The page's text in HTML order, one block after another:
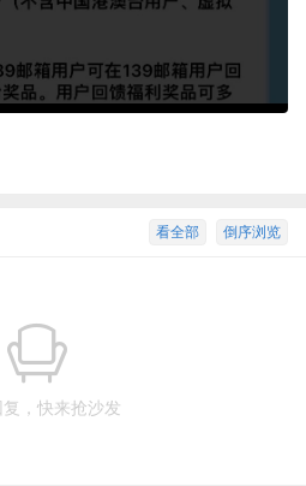
倒序浏览
看全部
复，快来抢沙发